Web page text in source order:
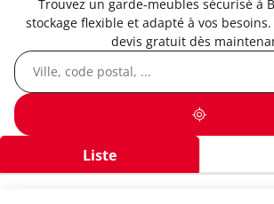
Trouvez un garde-meubles sécurisé à
stockage flexible et adapté à vos
devis gratuit dès
Liste